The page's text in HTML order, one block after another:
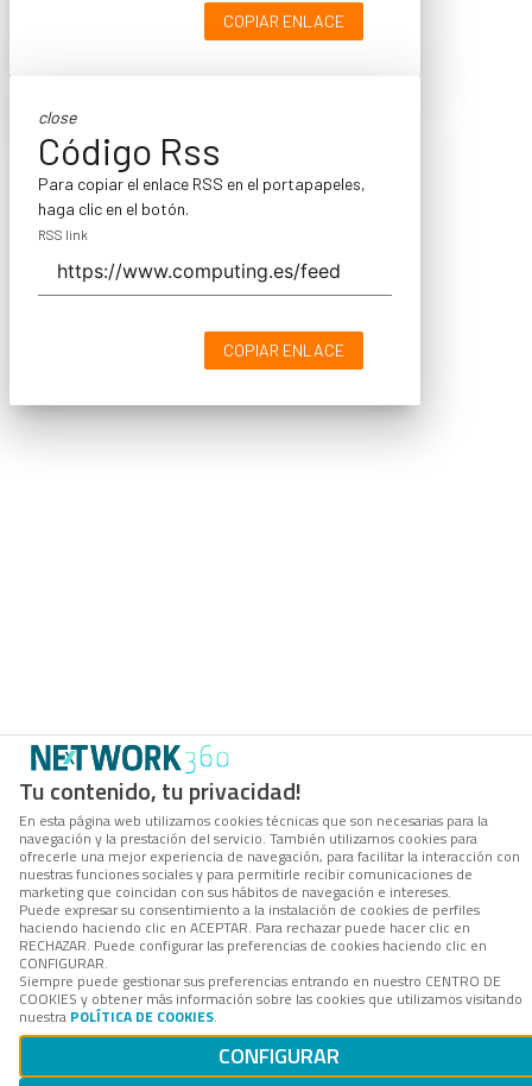
Tu contenido, tu privacidad!
En esta página web utilizamos cookies técnicas que son necesarias para la
navegación y la prestación del servicio. También utilizamos cookies para
ofrecerle una mejor experiencia de navegación, para facilitar la interacción con
nuestras funciones sociales y para permitirle recibir comunicaciones de
marketing que coincidan con sus hábitos de navegación e intereses.
Puede expresar su consentimiento a la instalación de cookies de perfiles
haciendo haciendo clic en ACEPTAR. Para rechazar puede hacer clic en
RECHAZAR. Puede configurar las preferencias de cookies haciendo clic en
CONFIGURAR.
Siempre puede gestionar sus preferencias entrando en nuestro CENTRO DE
COOKIES y obtener más información sobre las cookies que utilizamos visitando
nuestra POLÍTICA DE COOKIES.
CONFIGURAR
COPIAR ENLACE
close
Código Rss
Para copiar el enlace RSS en el portapapeles,
haga clic en el botón.
RSS link
COPIAR ENLACE